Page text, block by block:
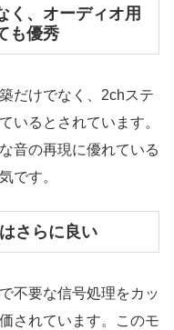
く、オーディオ用
も優秀
だけでなく、2chステ
いるとされています。
音の再現に優れている
です。
さらに良い
不要な信号処理をカッ
されています。このモ